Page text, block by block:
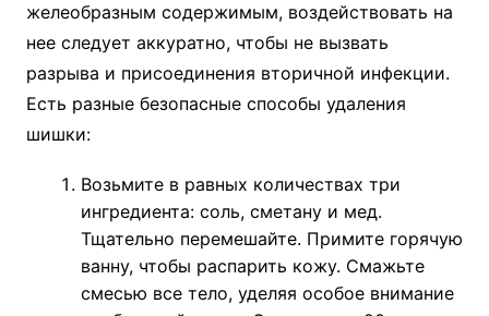
желеобразным содержимым, воздействовать на
нее следует аккуратно, чтобы не вызвать
разрыва и присоединения вторичной инфекции.
Есть разные безопасные способы удаления
шишки:
Возьмите в равных количествах три
ингредиента: соль, сметану и мед.
Тщательно перемешайте. Примите горячую
ванну, чтобы распарить кожу. Смажьте
смесью все тело, уделяя особое внимание